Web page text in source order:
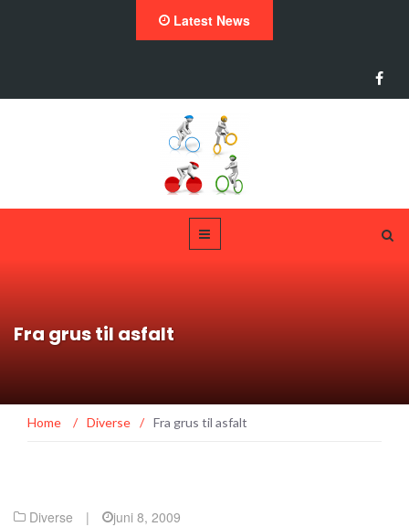
Latest News
Fra grus til asfalt
Home / Diverse / Fra grus til asfalt
Diverse | juni 8, 2009